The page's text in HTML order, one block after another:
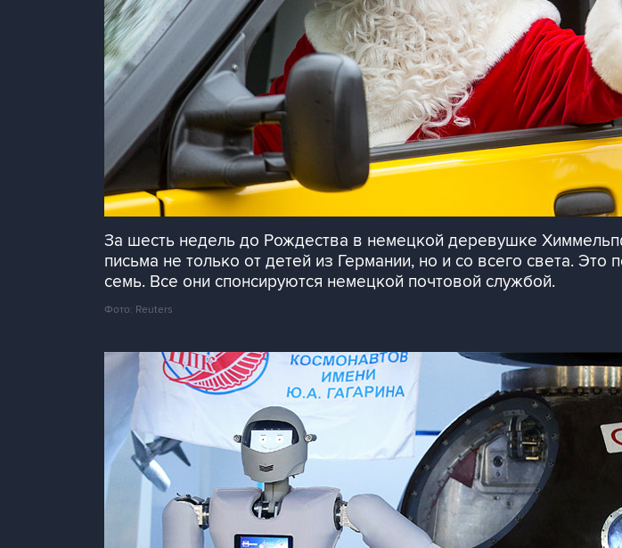
За шесть недель до Рождества в немецкой деревушке
письма не только от детей из Германии, но и со всего света.
семь. Все они спонсируются немецкой почтовой службой.
Фото: Reuters